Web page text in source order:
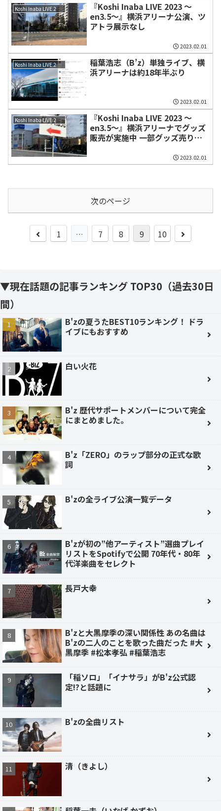
Koshi Inaba LIVE 2023 〜en3.5〜
『Koshi Inaba LIVE 2023 〜
en3.5〜』横浜アリーナ公演、ツ
アトラ展示なし
2023.02.01
Koshi Inaba LIVE 2023 〜en3.5〜
稲葉浩志（B’z）単独ライブ、横
浜アリーナは約18年半ぶり
2023.02.01
Koshi Inaba LIVE 2023 〜en3.5〜
『Koshi Inaba LIVE 2023 〜
en3.5〜』横浜アリーナでグッズ
販売が実施中 一部グッズ売り切
2023.02.01
次のページ
前
1 … 7 8 9 10
次
▼現在話題の記事ランキング TOP30（過去30日
間）
B'zの夏うたBEST10ランキング！ ドラ
イブにもおすすめ
白い火花
B'z 歴代サポートメンバーについて完全
にまとめました。
B'z「ZERO」のラップ部分の正式な歌
詞
B'zの全ライブ公演一覧データ
B'zが初の”他アーティスト”選曲プレイ
リストをSpotifyで公開 70年代・80年
代洋楽曲をセレクト
長戸大幸
B'zと大黒摩季の深い関係性 あの名曲は
B'zの二人のことを歌った曲だった #大
黒摩季 #松本孝弘 #稲葉浩志
「稲ソロ」「イナサラ」がB'z公式認
定!?と話題に
B'zの全曲リスト
清（きよし）